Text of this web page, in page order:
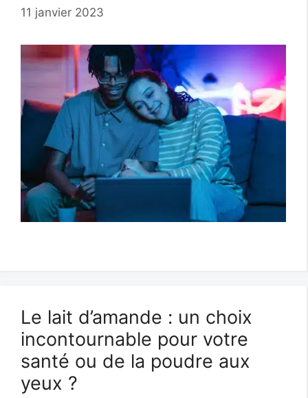
11 janvier 2023
Le lait d’amande : un choix
incontournable pour votre
santé ou de la poudre aux
yeux ?